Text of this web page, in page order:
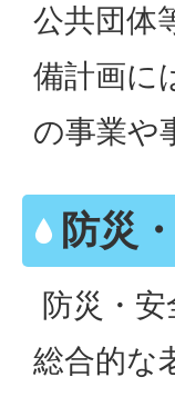
公共団体
備計画に
の事業や
防災
防災・
総合的な